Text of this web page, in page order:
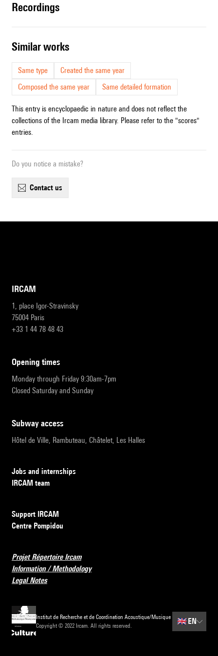
recordings
similar works
Same type
Created the same year
Composed the same year
Same detailed formation
This entry is encyclopaedic in nature and does not reflect the
collections of the Ircam media library. Please refer to the "scores"
entries.
Do you notice a mistake?
contact us
IRCAM
1, place Igor-Stravinsky
75004 Paris
+33 1 44 78 48 43
opening times
Monday through Friday 9:30am-7pm
Closed Saturday and Sunday
subway access
Hôtel de Ville, Rambuteau, Châtelet, Les Halles
Jobs and internships
IRCAM team
Support IRCAM
Centre Pompidou
Projet Répertoire Ircam
Information / Methodology
Legal Notes
Institut de Recherche et de Coordination Acoustique/Musique
Copyright © 2022 Ircam. All rights reserved.
🇬🇧 EN